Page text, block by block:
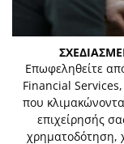
Επωφεληθείτε
Financial
που
επιχείρησής
χρηματοδότηση,